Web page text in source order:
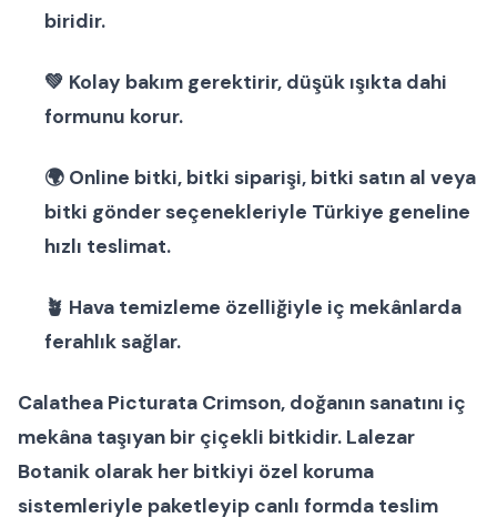
biridir.
💚 Kolay bakım gerektirir, düşük ışıkta dahi
formunu korur.
🌍 Online bitki, bitki siparişi, bitki satın al veya
bitki gönderseçenekleriyle Türkiye geneline
hızlı teslimat.
🪴 Hava temizleme özelliğiyle iç mekânlarda
ferahlık sağlar.
Calathea Picturata Crimson, doğanın sanatını iç
mekâna taşıyan bir çiçekli bitkidir. Lalezar
Botanik olarak her bitkiyi özel koruma
sistemleriyle paketleyip canlı formda teslim